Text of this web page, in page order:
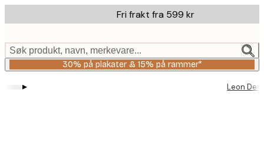
to
content.
Fri frakt fra 599 kr
Søk produkt, navn, merkevare...
30% på plakater & 15% på rammer*
▸ Leon